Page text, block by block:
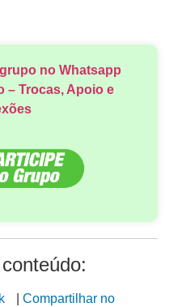
no Whatsapp
– Trocas, Apoio e
Compartilhar no